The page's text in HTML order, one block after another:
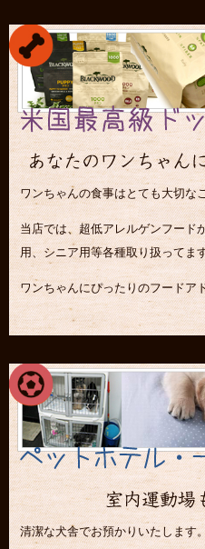
ワンちゃんの食事はとても大切な
当店では、超低アレルゲンフード
用、シニア用等各種取り扱ってま
ワンちゃんにぴったりのフードア
清潔な犬舎でお預かりいたします